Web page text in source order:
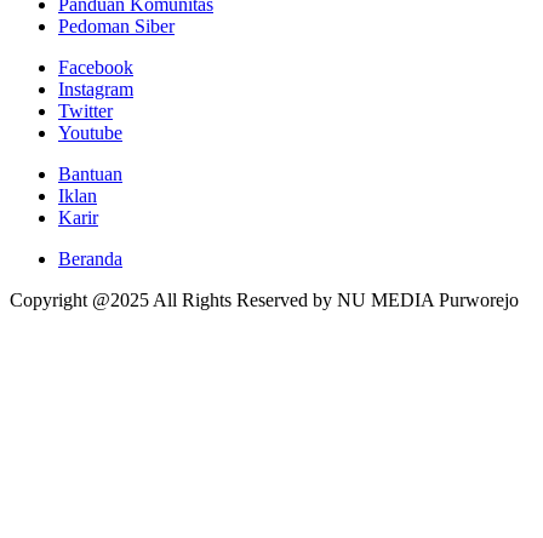
Pedoman Siber
Facebook
Instagram
Twitter
Youtube
Bantuan
Iklan
Karir
Beranda
Copyright @2025 All Rights Reserved by NU MEDIA Purworejo